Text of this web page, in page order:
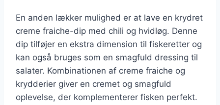
En anden lækker mulighed er at lave en krydret
creme fraiche-dip med chili og hvidløg. Denne
dip tilføjer en ekstra dimension til fiskeretter og
kan også bruges som en smagfuld dressing til
salater. Kombinationen af creme fraiche og
krydderier giver en cremet og smagfuld
oplevelse, der komplementerer fisken perfekt.